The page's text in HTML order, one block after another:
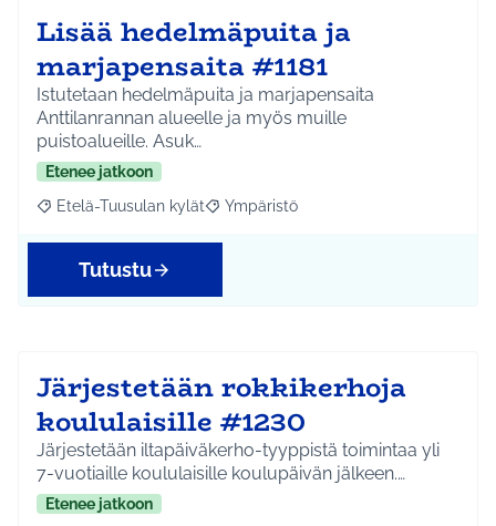
Lisää hedelmäpuita ja
marjapensaita #1181
Istutetaan hedelmäpuita ja marjapensaita
Anttilanrannan alueelle ja myös muille
puistoalueille. Asuk…
Etenee jatkoon
Rajaa tulokset aihepiirin mukaan: Etelä-Tuusulan kylät
Etelä-Tuusulan kylät Rajaa tulokset teeman mukaan:
Ympäristö
Tutustu
Järjestetään rokkikerhoja
koululaisille #1230
Järjestetään iltapäiväkerho-tyyppistä toimintaa yli
7-vuotiaille koululaisille koulupäivän jälkeen.…
Etenee jatkoon